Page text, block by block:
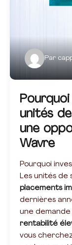
Par
unités
une
Wavre
Pourquoi
Les unités de
placements
dernières
une
rentabilité
vous